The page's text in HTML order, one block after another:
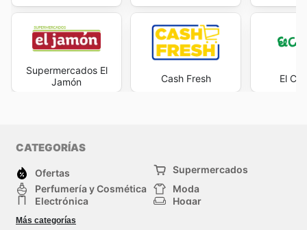
Supermercados El
Jamón
Cash Fresh El
CATEGORÍAS
Ofertas
Supermercados
Perfumería y Cosmética
Moda
Electrónica
Hogar
Deporte
Juguetes y bebés
Más categorías